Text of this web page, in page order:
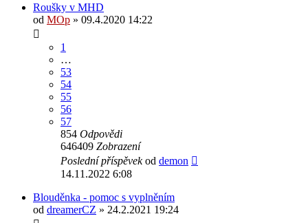
Roušky v MHD
od MOp » 09.4.2020 14:22
1
…
53
54
55
56
57
854 Odpovědi
646409 Zobrazení
Poslední příspěvekod demon
14.11.2022 6:08
Blouděnka - pomoc s vyplněním
od dreamerCZ » 24.2.2021 19:24